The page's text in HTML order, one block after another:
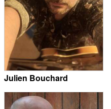
Julien Bouchard